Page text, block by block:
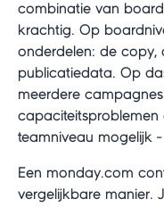
combinatie van
krachtig. Op
onderdelen: de copy,
publicatiedata. Op
meerdere
teamniveau mogelijk
Een monday.com
vergelijkbare manier.